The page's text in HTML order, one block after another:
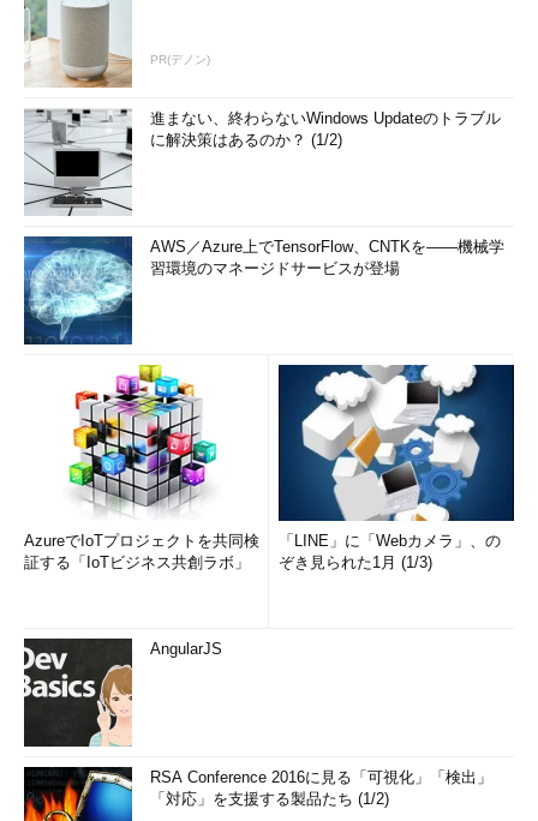
PR(デノン)
進まない、終わらないWindows Updateのトラブル
に解決策はあるのか？ (1/2)
AWS／Azure上でTensorFlow、CNTKを――機械学
習環境のマネージドサービスが登場
AzureでIoTプロジェクトを共同検
証する「IoTビジネス共創ラボ」
「LINE」に「Webカメラ」、の
ぞき見られた1月 (1/3)
AngularJS
RSA Conference 2016に見る「可視化」「検出」
「対応」を支援する製品たち (1/2)